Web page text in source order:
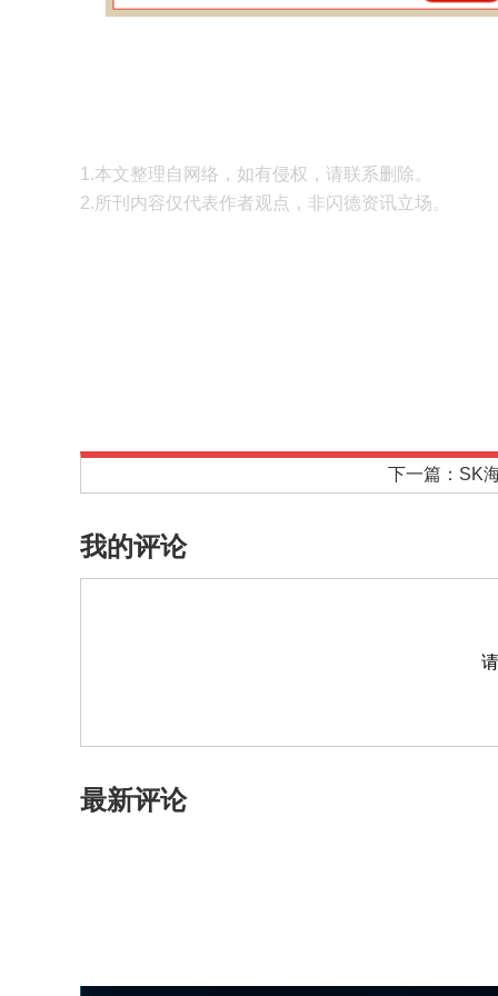
1.本文整理自网络，如有侵权，请联系删除。
2.所刊内容仅代表作者观点，非闪德资讯立场。
下一篇：SK
我的评论
请
最新评论